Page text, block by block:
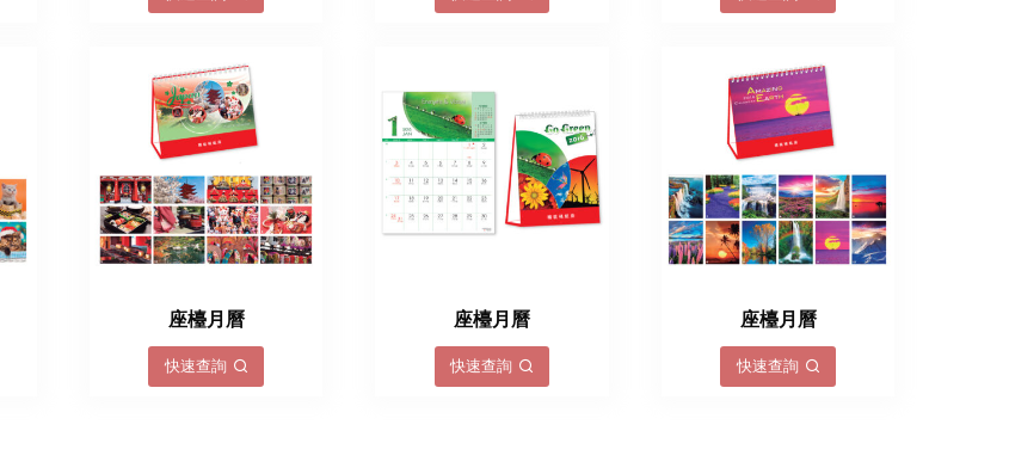
座檯月曆
快速查詢
座檯月曆
快速查詢
座檯月曆
快速查詢